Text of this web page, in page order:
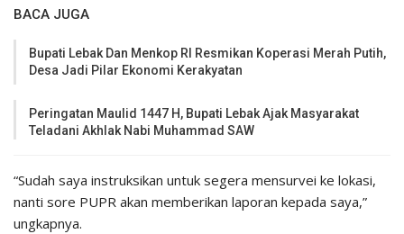
BACA JUGA
Bupati Lebak Dan Menkop RI Resmikan Koperasi Merah Putih,
Desa Jadi Pilar Ekonomi Kerakyatan
Peringatan Maulid 1447 H, Bupati Lebak Ajak Masyarakat
Teladani Akhlak Nabi Muhammad SAW
“Sudah saya instruksikan untuk segera mensurvei ke lokasi,
nanti sore PUPR akan memberikan laporan kepada saya,”
ungkapnya.